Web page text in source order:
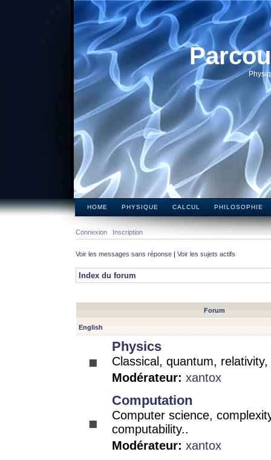
HOME PHYSIQUE CALCUL PHILOSOPHIE
Connexion Inscription
Voir les messages sans réponse | Voir les sujets actifs
Index du forum
Forum
English
Physics
Classical, quantum,
Modérateur: xantox
Computation
Computer science,
computability..
Modérateur: xantox